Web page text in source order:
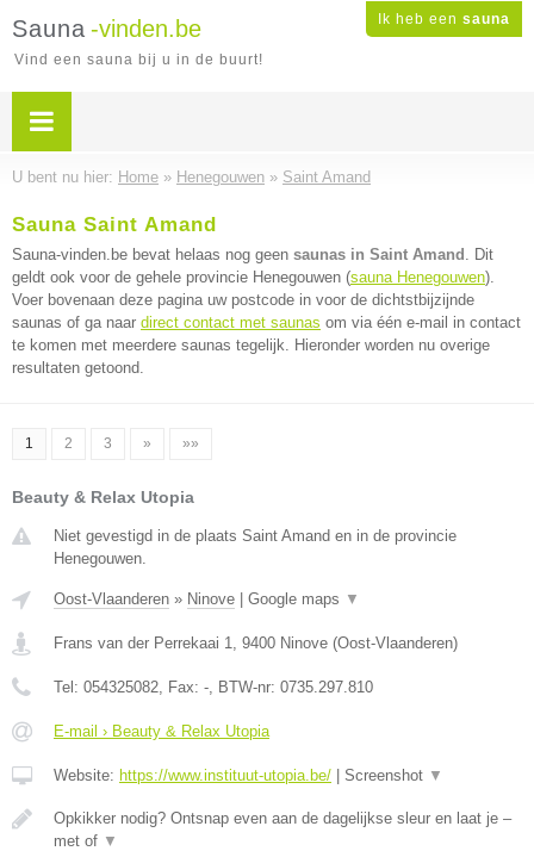
Ik heb een sauna
Sauna -vinden.be
Vind een sauna bij u in de buurt!
U bent nu hier: Home » Henegouwen » Saint Amand
Sauna Saint Amand
Sauna-vinden.be bevat helaas nog geen saunas in Saint Amand . Dit
geldt ook voor de gehele provincie Henegouwen (sauna Henegouwen).
Voer bovenaan deze pagina uw postcode in voor de dichtstbijzijnde
saunas of ga naar direct contact met saunas om via één e-mail in contact
te komen met meerdere saunas tegelijk. Hieronder worden nu overige
resultaten getoond.
1 2 3 » »»
Beauty & Relax Utopia
Niet gevestigd in de plaats Saint Amand en in de provincie
Henegouwen.
Oost-Vlaanderen » Ninove Google maps ▼
Frans van der Perrekaai 1, 9400 Ninove (Oost-Vlaanderen)
Tel: 054325082, Fax: -, BTW-nr: 0735.297.810
E-mail › Beauty & Relax Utopia
Website: https://www.instituut-utopia.be/ Screenshot ▼
Opkikker nodig? Ontsnap even aan de dagelijkse sleur en laat je –
met of ▼